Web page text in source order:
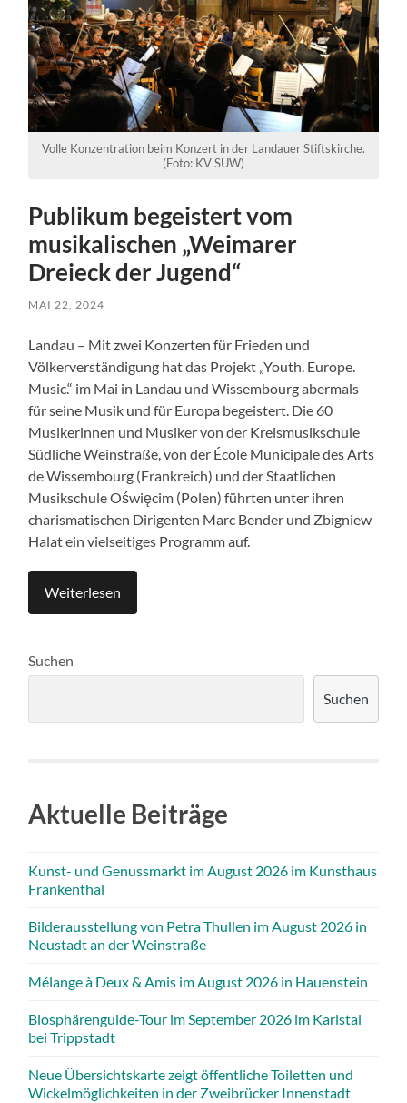
Volle Konzentration beim Konzert in der Landauer Stiftskirche.
(Foto: KV SÜW)
Publikum begeistert vom
musikalischen „Weimarer
Dreieck der Jugend“
MAI 22, 2024
Landau – Mit zwei Konzerten für Frieden und
Völkerverständigung hat das Projekt „Youth. Europe.
Music.“ im Mai in Landau und Wissembourg abermals
für seine Musik und für Europa begeistert. Die 60
Musikerinnen und Musiker von der Kreismusikschule
Südliche Weinstraße, von der École Municipale des Arts
de Wissembourg (Frankreich) und der Staatlichen
Musikschule Oświęcim (Polen) führten unter ihren
charismatischen Dirigenten Marc Bender und Zbigniew
Halat ein vielseitiges Programm auf.
Weiterlesen
Suchen
Suchen
Aktuelle Beiträge
Kunst- und Genussmarkt im August 2026 im Kunsthaus
Frankenthal
Bilderausstellung von Petra Thullen im August 2026 in
Neustadt an der Weinstraße
Mélange à Deux & Amis im August 2026 in Hauenstein
Biosphärenguide-Tour im September 2026 im Karlstal
bei Trippstadt
Neue Übersichtskarte zeigt öffentliche Toiletten und
Wickelmöglichkeiten in der Zweibrücker Innenstadt